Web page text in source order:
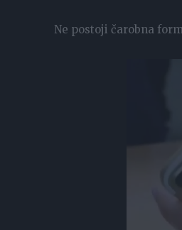
Ne postoji čarobna